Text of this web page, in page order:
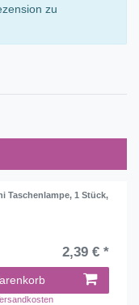
zu
Taschenlampe, 1 Stück,
2,39 € *